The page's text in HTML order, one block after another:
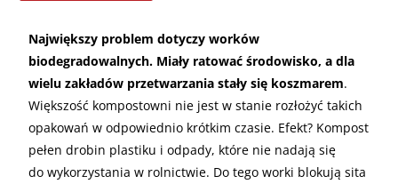
Największy problem dotyczy worków
biodegradowalnych. Miały ratować środowisko, a dla
wielu zakładów przetwarzania stały się koszmarem.
Większość kompostowni nie jest w stanie rozłożyć takich
opakowań w odpowiednio krótkim czasie. Efekt? Kompost
pełen drobin plastiku i odpady, które nie nadają się
do wykorzystania w rolnictwie. Do tego worki blokują sita